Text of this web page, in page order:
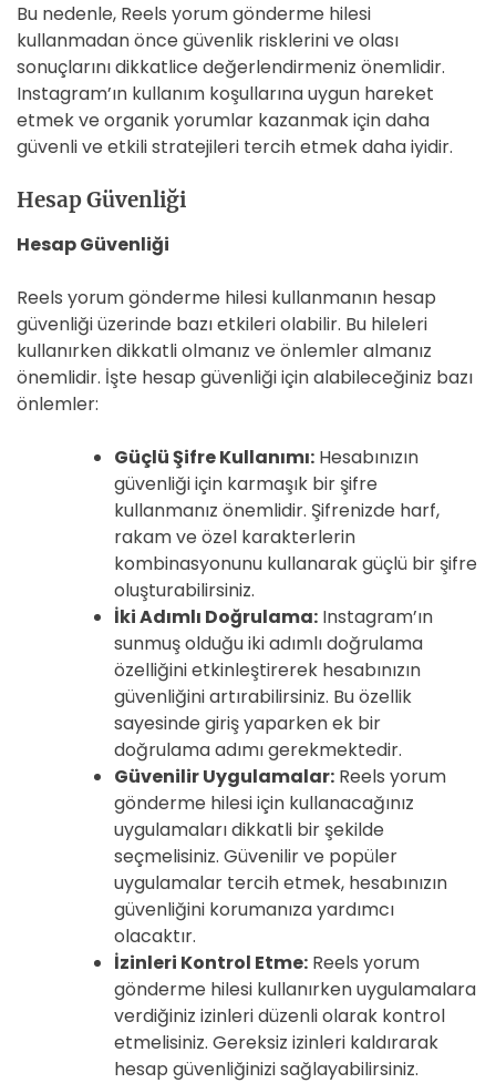
Bu nedenle, Reels yorum gönderme hilesi
kullanmadan önce güvenlik risklerini ve olası
sonuçlarını dikkatlice değerlendirmeniz önemlidir.
Instagram’ın kullanım koşullarına uygun hareket
etmek ve organik yorumlar kazanmak için daha
güvenli ve etkili stratejileri tercih etmek daha iyidir.
Hesap Güvenliği
Hesap Güvenliği
Reels yorum gönderme hilesi kullanmanın hesap
güvenliği üzerinde bazı etkileri olabilir. Bu hileleri
kullanırken dikkatli olmanız ve önlemler almanız
önemlidir. İşte hesap güvenliği için alabileceğiniz bazı
önlemler:
Güçlü Şifre Kullanımı: Hesabınızın
güvenliği için karmaşık bir şifre
kullanmanız önemlidir. Şifrenizde harf,
rakam ve özel karakterlerin
kombinasyonunu kullanarak güçlü bir şifre
oluşturabilirsiniz.
İki Adımlı Doğrulama: Instagram’ın
sunmuş olduğu iki adımlı doğrulama
özelliğini etkinleştirerek hesabınızın
güvenliğini artırabilirsiniz. Bu özellik
sayesinde giriş yaparken ek bir
doğrulama adımı gerekmektedir.
Güvenilir Uygulamalar: Reels yorum
gönderme hilesi için kullanacağınız
uygulamaları dikkatli bir şekilde
seçmelisiniz. Güvenilir ve popüler
uygulamalar tercih etmek, hesabınızın
güvenliğini korumanıza yardımcı
olacaktır.
İzinleri Kontrol Etme: Reels yorum
gönderme hilesi kullanırken uygulamalara
verdiğiniz izinleri düzenli olarak kontrol
etmelisiniz. Gereksiz izinleri kaldırarak
hesap güvenliğinizi sağlayabilirsiniz.